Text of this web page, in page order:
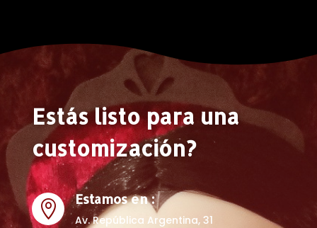
Estás listo para una
customización?
 Estamos en :
Av. República Argentina, 31